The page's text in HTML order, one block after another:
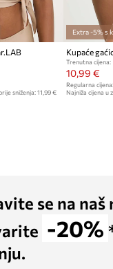
sniženja: 11,99 €
Extra -5% s
Kupaće
Trenutna cijena:
10,99 €
Regularna cijena:
Najniža cijena u
se na
-20%